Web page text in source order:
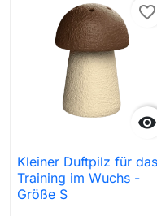

favorite_border
Kleiner Duftpilz für das
Training im Wuchs -
Größe S